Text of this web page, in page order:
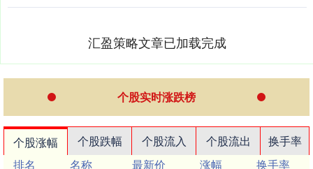
汇盈策略文章已加载完成
个股实时涨跌榜
个股涨幅 个股跌幅 个股流入 个股流出
换手率
排名
名称 最新价 涨幅
换手率